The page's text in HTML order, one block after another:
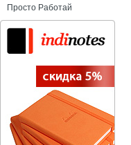
Просто Работай